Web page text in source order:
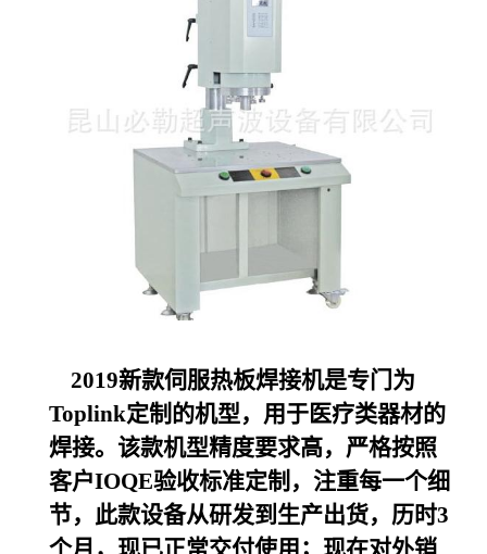
2019新款伺服热板焊接机是专门为
Toplink定制的机型，用于医疗类器材的
焊接。该款机型精度要求高，严格按照
客户IOQE验收标准定制，注重每一个细
节，此款设备从研发到生产出货，历时3
个月，现已正常交付使用；现在对外销